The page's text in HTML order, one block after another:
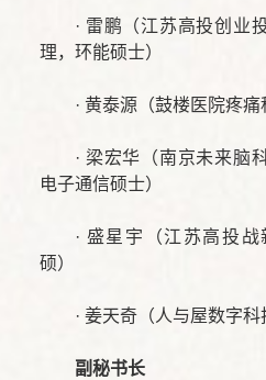
· 雷鹏（江苏高投创业
理，环能硕士）
· 黄泰源（鼓楼医院疼痛
· 梁宏华（南京未来脑
电子通信硕士）
· 盛星宇（江苏高投
硕）
· 姜天奇（人与屋数字科
副秘书长